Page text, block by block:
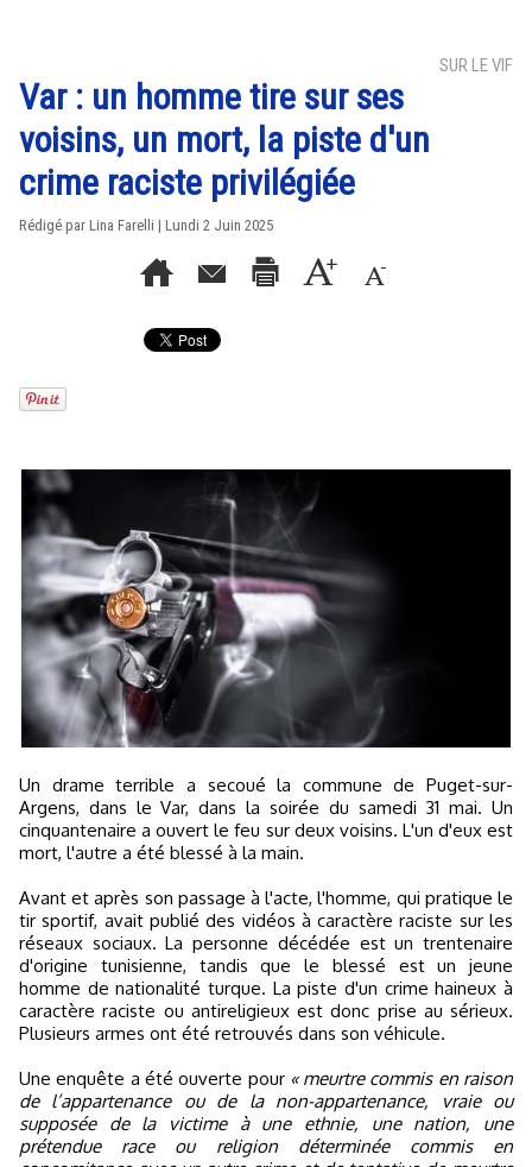
SUR LE VIF
Var : un homme tire sur ses
voisins, un mort, la piste d'un
crime raciste privilégiée
Rédigé par Lina Farelli | Lundi 2 Juin 2025
Un drame terrible a secoué la commune de Puget-sur-
Argens, dans le Var, dans la soirée du samedi 31 mai. Un
cinquantenaire a ouvert le feu sur deux voisins. L'un d'eux est
mort, l'autre a été blessé à la main.
Avant et après son passage à l'acte, l'homme, qui pratique le
tir sportif, avait publié des vidéos à caractère raciste sur les
réseaux sociaux. La personne décédée est un trentenaire
d'origine tunisienne, tandis que le blessé est un jeune
homme de nationalité turque. La piste d'un crime haineux à
caractère raciste ou antireligieux est donc prise au sérieux.
Plusieurs armes ont été retrouvés dans son véhicule.
Une enquête a été ouverte pour « meurtre commis en raison
de l’appartenance ou de la non-appartenance, vraie ou
supposée de la victime à une ethnie, une nation, une
prétendue race ou religion déterminée commis en